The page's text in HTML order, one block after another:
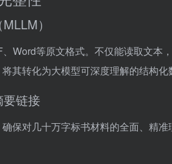
）
Word等原文格式。不仅能读取文本
其转化为大模型可深度理解的结构化
链接
保对几十万字标书材料的全面、精准